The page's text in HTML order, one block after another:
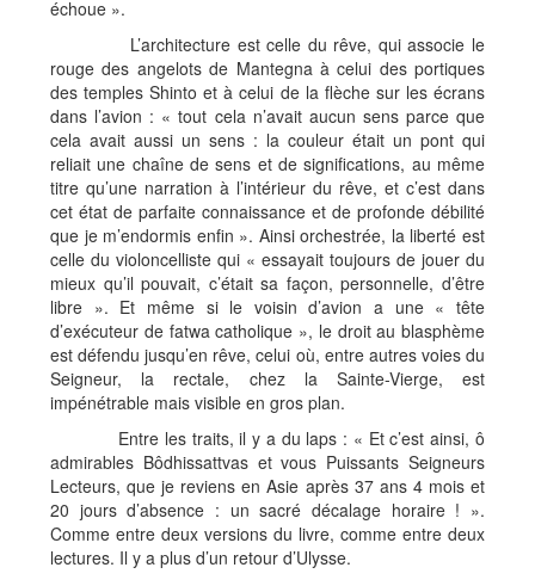
échoue ».
L’architecture est celle du rêve, qui associe le
rouge des angelots de Mantegna à celui des portiques
des temples Shinto et à celui de la flèche sur les écrans
dans l’avion : « tout cela n’avait aucun sens parce que
cela avait aussi un sens : la couleur était un pont qui
reliait une chaîne de sens et de significations, au même
titre qu’une narration à l’intérieur du rêve, et c’est dans
cet état de parfaite connaissance et de profonde débilité
que je m’endormis enfin ». Ainsi orchestrée, la liberté est
celle du violoncelliste qui « essayait toujours de jouer du
mieux qu’il pouvait, c’était sa façon, personnelle, d’être
libre ». Et même si le voisin d’avion a une « tête
d’exécuteur de fatwa catholique », le droit au blasphème
est défendu jusqu’en rêve, celui où, entre autres voies du
Seigneur, la rectale, chez la Sainte-Vierge, est
impénétrable mais visible en gros plan.
Entre les traits, il y a du laps : « Et c’est ainsi, ô
admirables Bôdhissattvas et vous Puissants Seigneurs
Lecteurs, que je reviens en Asie après 37 ans 4 mois et
20 jours d’absence : un sacré décalage horaire ! ».
Comme entre deux versions du livre, comme entre deux
lectures. Il y a plus d’un retour d’Ulysse.